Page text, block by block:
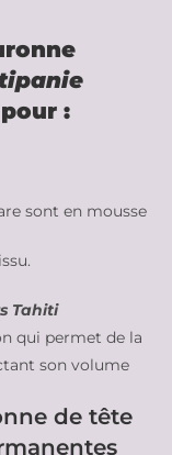
pour :
sont en mousse
Tahiti
qui permet de la
son volume
de tête